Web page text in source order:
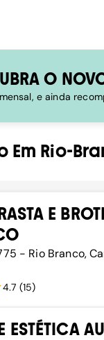
O
e ainda
Em Rio-
E
- Rio Branco,
4.7 (15)
ESTÉTICA